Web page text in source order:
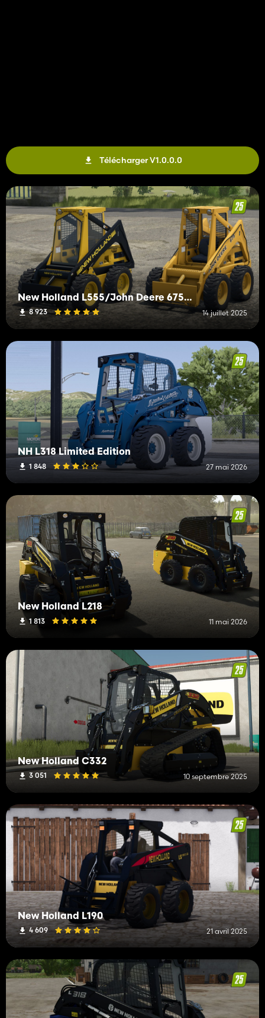
Télécharger V1.0.0.0
New Holland L555/John Deere 675/B
8 923 14 juillet 2025
NH L318 Limited Edition
1 848 27 mai 2026
New Holland L218
1 813 11 mai 2026
New Holland C332
3 051 10 septembre 2025
New Holland L190
4 609 21 avril 2025